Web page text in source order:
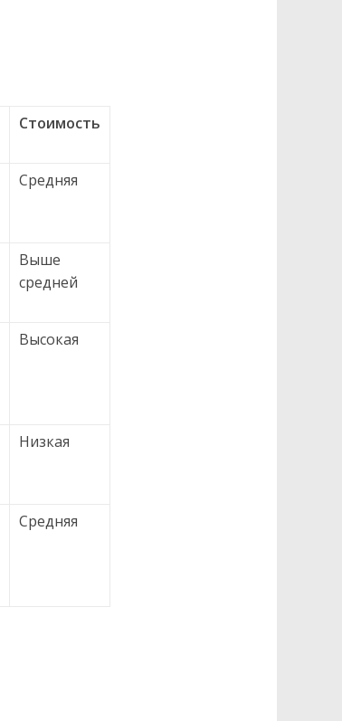
Стоимость
Средняя
Выше
средней
Высокая
Низкая
Средняя